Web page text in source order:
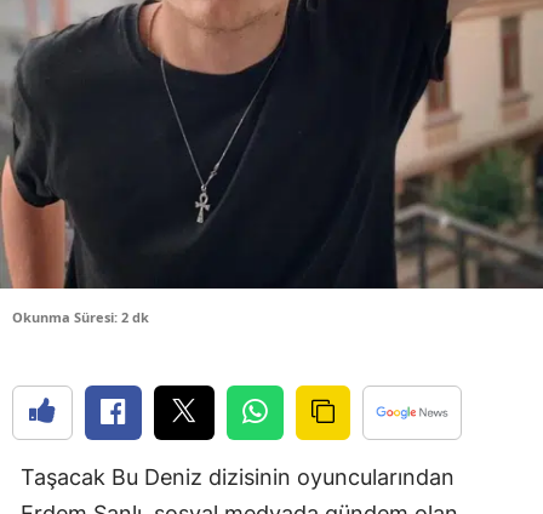
Çankırı
Çorum
Denizli
Diyarbakır
Edirne
Elazığ
Erzurum
Eskişehir
Gaziantep
Okunma Süresi: 2 dk
Taşacak Bu Deniz dizisinin oyuncularından